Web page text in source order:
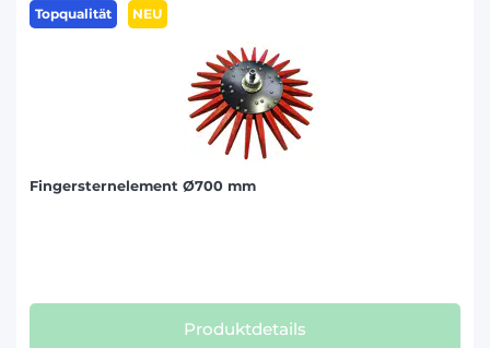
Topqualität NEU
Fingersternelement Ø700 mm
Produktdetails